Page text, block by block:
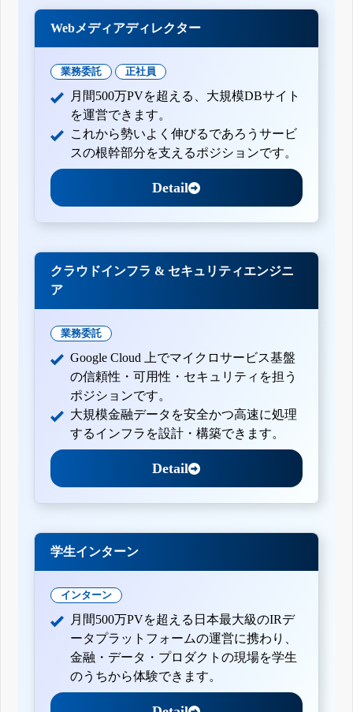
Webメディアディレクター
業務委託 正社員
月間500万PVを超える、大規模DBサイト
を運営できます。
これから勢いよく伸びるであろうサービ
スの根幹部分を支えるポジションです。
Detail
クラウドインフラ & セキュリティエンジニ
ア
業務委託
Google Cloud 上でマイクロサービス基盤
の信頼性・可用性・セキュリティを担う
ポジションです。
大規模金融データを安全かつ高速に処理
するインフラを設計・構築できます。
Detail
学生インターン
インターン
月間500万PVを超える日本最大級のIRデ
ータプラットフォームの運営に携わり、
金融・データ・プロダクトの現場を学生
のうちから体験できます。